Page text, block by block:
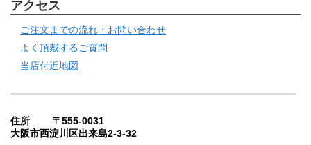
アクセス
ご注文までの流れ・お問い合わせ
よく頂戴するご質問
当店付近地図
住所 〒555-0031
大阪市西淀川区出来島2-3-32